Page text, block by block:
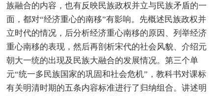
族融合的内容，也有反映民族政权并立与民族矛盾的一
面，都对“经济重心的南移”有影响。先概述民族政权并
立时代的情况，后分析经济重心南移的原因、列举经济
重心南移的表现，然后再剖析宋代的社会风貌、介绍元
朝大一统的出现及民族大融合的发展情况。第三个单
元“统一多民族国家的巩固和社会危机”，教科书对课标
有关明清时期的五条内容标准进行了归纳组合。讲述明